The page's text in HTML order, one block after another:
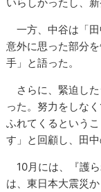
一方、中谷は「
意外に思った部分
手」と語った。
さらに、緊迫した
った。努力をしな
ふれてくるという
す」と回顧し、田
10月には、『護
は、東日本大震災